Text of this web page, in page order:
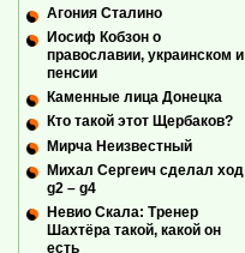
Агония Сталино
Иосиф Кобзон о
православии, украинском и
пенсии
Каменные лица Донецка
Кто такой этот Щербаков?
Мирча Неизвестный
Михал Сергеич сделал ход
g2 – g4
Невио Скала: Тренер
Шахтёра такой, какой он
есть